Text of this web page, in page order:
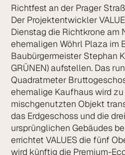
Richtfest an der Prager
Der Projektentwickler
Dienstag die Richtkrone am
ehemaligen Wöhrl Plaza im
Baubürgermeister Stephan
GRÜNEN) aufstellen. Das
Quadratmeter
ehemalige Kaufhaus wird
mischgenutzten Objekt
das Erdgeschoss und die
ursprüng­lichen Gebäudes
errichtet VALUES die fünf
wird künftig die Premium-